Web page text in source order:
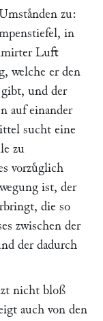
zu:
in
Luft
welche er den
gibt, und der
auf einander
sucht eine
zu
vorzuͤglich
ist, der
die so
zwischen der
der dadurch
nicht bloß
auch von den